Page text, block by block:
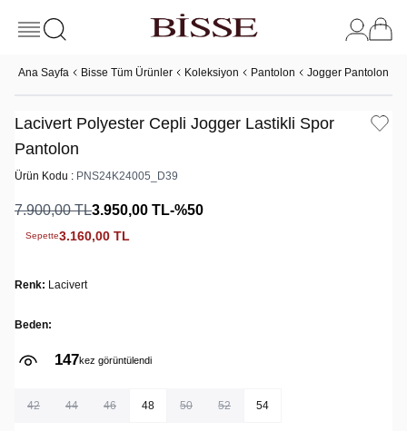
Ana Sayfa Bisse Tüm Ürünler Koleksiyon Pantolon Jogger Pantolon
Lacivert Polyester Cepli Jogger Lastikli Spor
Pantolon
Ürün Kodu : PNS24K24005_D39
7.900,00TL3.950,00 TL-%50
Sepette3.160,00 TL
Renk: Lacivert
Beden:
147kez görüntülendi
42 44 46 48 50 52 54